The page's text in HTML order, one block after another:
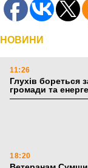
НОВИНИ
11:26
Глухів бореться
громади та
18:20